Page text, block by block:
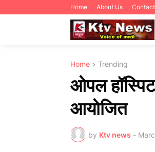
Home About Us
Home Trending
ओपल
आयोजित
by Ktv news -